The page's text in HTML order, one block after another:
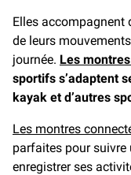
Elles accompagnent
de leurs
journée. Les
sportifs s’adaptent
kayak et d’autres
Les montres
parfaites pour suivre
enregistrer ses